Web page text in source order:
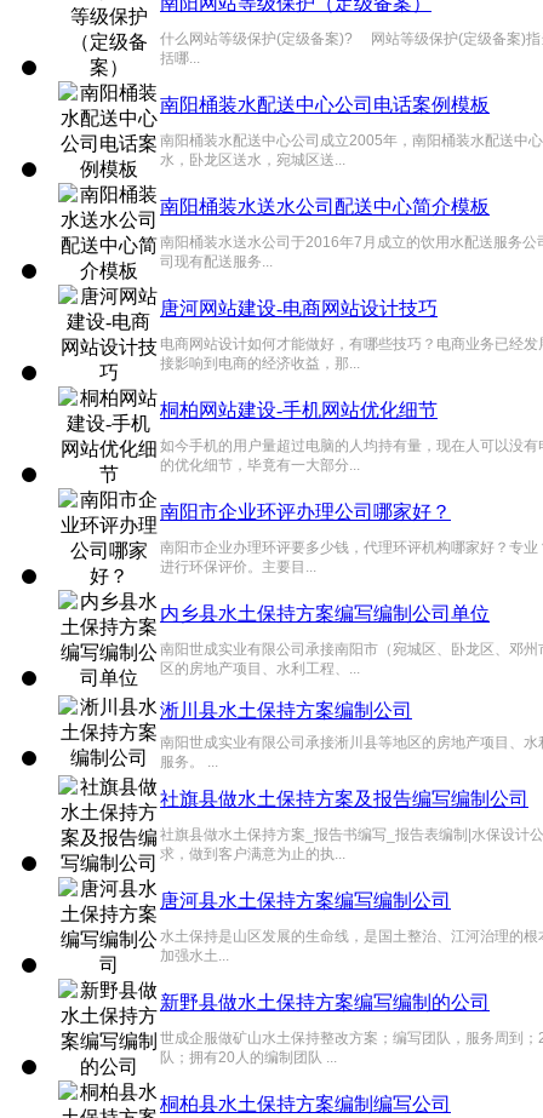
什么网站等级保护(定级备案)? 网站等级保护(定级备案)
括哪...
南阳桶装水配送中心公司电话案例模板
南阳桶装水配送中心公司成立2005年，南阳桶装水配送中
水，卧龙区送水，宛城区送...
南阳桶装水送水公司配送中心简介模板
南阳桶装水送水公司于2016年7月成立的饮用水配送服务
司现有配送服务...
唐河网站建设-电商网站设计技巧
电商网站设计如何才能做好，有哪些技巧？电商业务已经
接影响到电商的经济收益，那...
桐柏网站建设-手机网站优化细节
如今手机的用户量超过电脑的人均持有量，现在人可以没
的优化细节，毕竟有一大部分...
南阳市企业环评办理公司哪家好？
南阳市企业办理环评要多少钱，代理环评机构哪家好？
进行环保评价。主要目...
内乡县水土保持方案编写编制公司单位
南阳世成实业有限公司承接南阳市（宛城区、卧龙区、邓
区的房地产项目、水利工程、...
淅川县水土保持方案编制公司
南阳世成实业有限公司承接淅川县等地区的房地产项目、
服务。 ...
社旗县做水土保持方案及报告编写编制公司
社旗县做水土保持方案_报告书编写_报告表编制|水保设计
求，做到客户满意为止的执...
唐河县水土保持方案编写编制公司
水土保持是山区发展的生命线，是国土整治、江河治理的
加强水土...
新野县做水土保持方案编写编制的公司
世成企服做矿山水土保持整改方案；编写团队，服务周到
队；拥有20人的编制团队 ...
桐柏县水土保持方案编制编写公司